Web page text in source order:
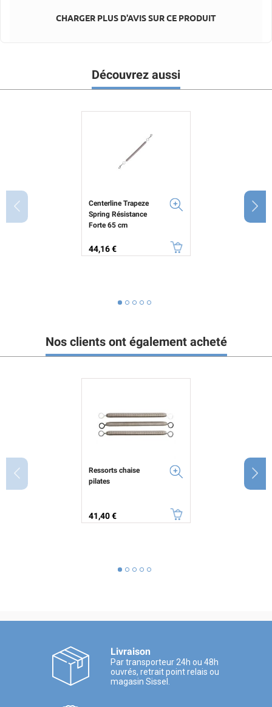
CHARGER PLUS D'AVIS SUR CE PRODUIT
Découvrez aussi
Centerline Trapeze
Spring Résistance
Forte 65 cm
Prix
44,16 €
Nos clients ont également acheté
Ressorts chaise
pilates
Prix
41,40 €
Livraison
Par transporteur 24h ou 48h
ouvrés, retrait point relais ou
magasin Sissel.